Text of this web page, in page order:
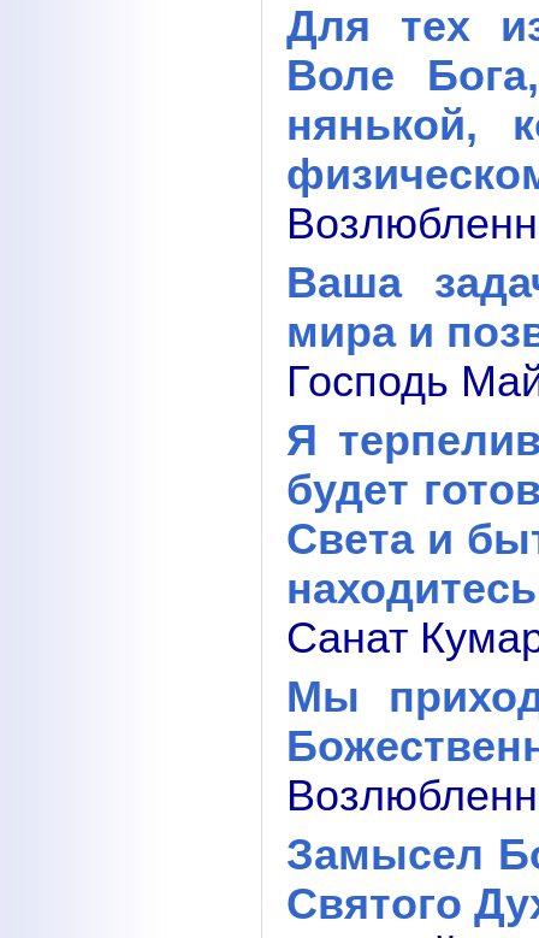
Для тех
Воле
нянькой,
Ваша
мира и
Господь
Я
будет
Света и
Санат
Мы
Замысел
Святого